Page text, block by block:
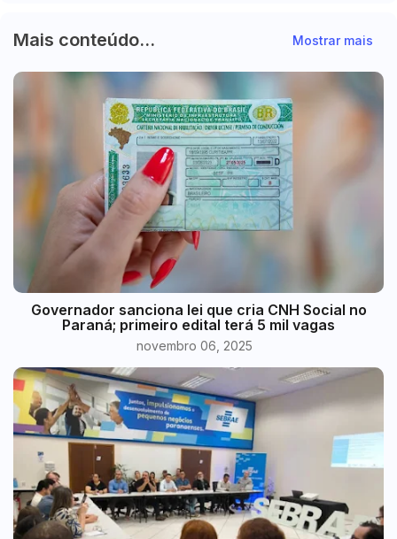
Mais conteúdo... Mostrar mais
Governador sanciona lei que cria CNH Social no
Paraná; primeiro edital terá 5 mil vagas
novembro 06, 2025